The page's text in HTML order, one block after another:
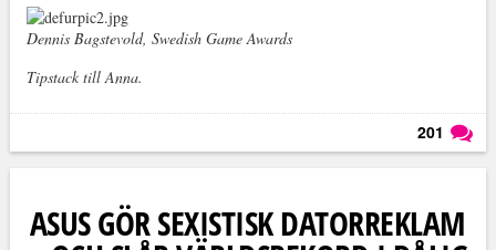
Dennis Bagstevold, Swedish Game Awards
Tipstack till Anna.
201
ASUS GÖR SEXISTISK DATORREKLAM